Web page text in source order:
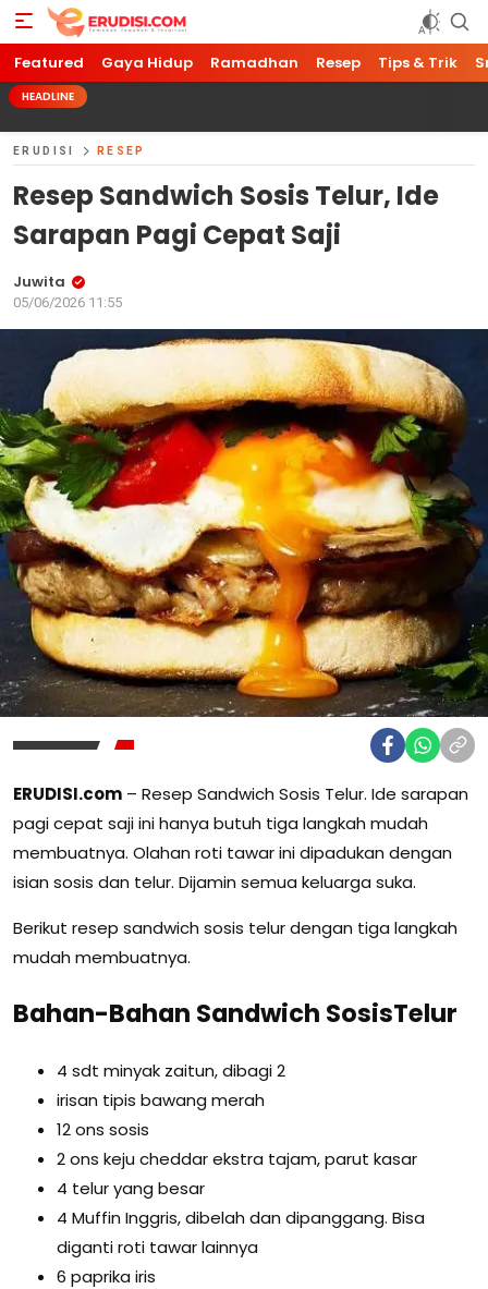
Featured Gaya Hidup Ramadhan Resep Tips & Trik
HEADLINE
ERUDISI RESEP
Resep Sandwich Sosis Telur, Ide
Sarapan Pagi Cepat Saji
Juwita
05/06/2026 11:55
ERUDISI.com – Resep Sandwich Sosis Telur. Ide sarapan
pagi cepat saji ini hanya butuh tiga langkah mudah
membuatnya. Olahan roti tawar ini dipadukan dengan
isian sosis dan telur. Dijamin semua keluarga suka.
Berikut resep sandwich sosis telur dengan tiga langkah
mudah membuatnya.
Bahan-Bahan Sandwich SosisTelur
4 sdt minyak zaitun, dibagi 2
irisan tipis bawang merah
12 ons sosis
2 ons keju cheddar ekstra tajam, parut kasar
4 telur yang besar
4 Muffin Inggris, dibelah dan dipanggang. Bisa
diganti roti tawar lainnya
6 paprika iris